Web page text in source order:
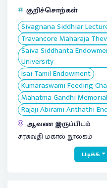
குறிச்சொற்கள்
Sivagnana Siddhiar
Travancore Maharaja
Saiva Siddhanta
University
Isai Tamil Endowment
Kumaraswami Feeding
Mahatma Gandhi
Rajaji Abirami Anthathi
ஆவண இருப்பிடம்
சரசுவதி மகால் நூலகம்
படிக்க